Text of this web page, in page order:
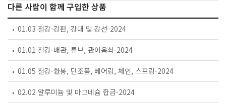
다른 사람이 함께 구입한 상품
01.03 철강-강판, 강대 및 강선-2024
01.01 철강-배관, 튜브, 관이음쇠-2024
01.05 철강-환봉, 단조품, 베어링, 체인, 스프링-2024
02.02 알루미늄 및 마그네슘 합금-2024